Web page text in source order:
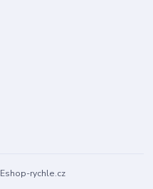
Eshop-rychle.cz